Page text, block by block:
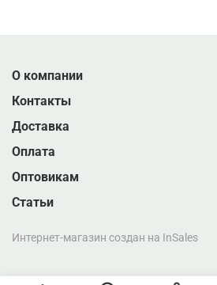
О компании
Контакты
Доставка
Оплата
Оптовикам
Статьи
Интернет-магазин создан на InSales